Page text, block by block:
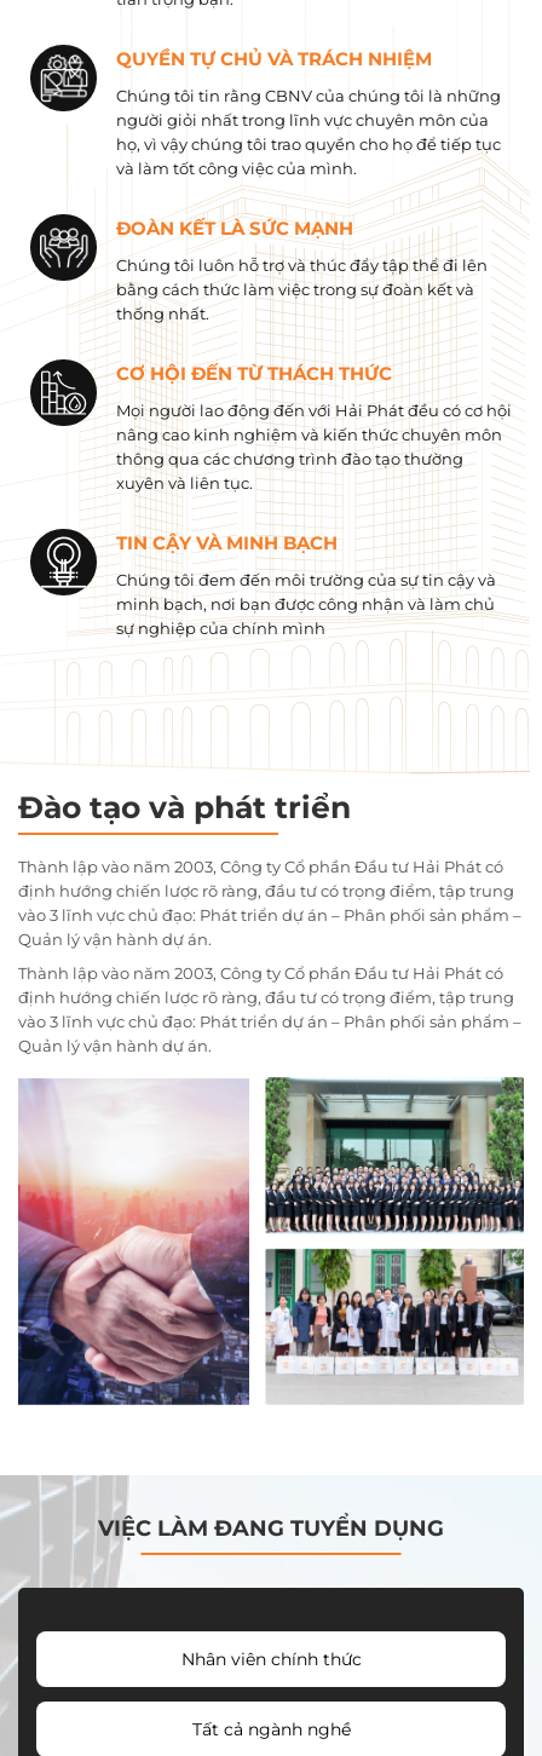
QUYỀN TỰ CHỦ VÀ TRÁCH NHIỆM
Chúng tôi tin rằng CBNV của chúng tôi là những
người giỏi nhất trong lĩnh vực chuyên môn của
họ, vì vậy chúng tôi trao quyền cho họ để tiếp tục
và làm tốt công việc của mình.
ĐOÀN KẾT LÀ SỨC MẠNH
Chúng tôi luôn hỗ trợ và thúc đẩy tập thể đi lên
bằng cách thức làm việc trong sự đoàn kết và
thống nhất.
CƠ HỘI ĐẾN TỪ THÁCH THỨC
Mọi người lao động đến với Hải Phát đều có cơ hội
nâng cao kinh nghiệm và kiến ​​thức chuyên môn
thông qua các chương trình đào tạo thường
xuyên và liên tục.
TIN CẬY VÀ MINH BẠCH
Chúng tôi đem đến môi trường của sự tin cậy và
minh bạch, nơi bạn được công nhận và làm chủ
sự nghiệp của chính mình
Đào tạo và phát triển
Thành lập vào năm 2003, Công ty Cổ phần Đầu tư Hải Phát có
định hướng chiến lược rõ ràng, đầu tư có trọng điểm, tập trung
vào 3 lĩnh vực chủ đạo: Phát triển dự án – Phân phối sản phẩm –
Quản lý vận hành dự án.
Thành lập vào năm 2003, Công ty Cổ phần Đầu tư Hải Phát có
định hướng chiến lược rõ ràng, đầu tư có trọng điểm, tập trung
vào 3 lĩnh vực chủ đạo: Phát triển dự án – Phân phối sản phẩm –
Quản lý vận hành dự án.
VIỆC LÀM ĐANG TUYỂN DỤNG
Nhân viên chính thức
Tất cả ngành nghề